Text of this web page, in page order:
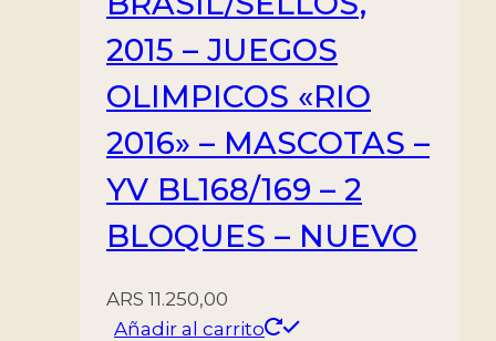
2015 – JUEGOS
OLIMPICOS «RIO
2016» – MASCOTAS –
YV BL168/169 – 2
BLOQUES – NUEVO
ARS 11.250,00
Añadir al carrito